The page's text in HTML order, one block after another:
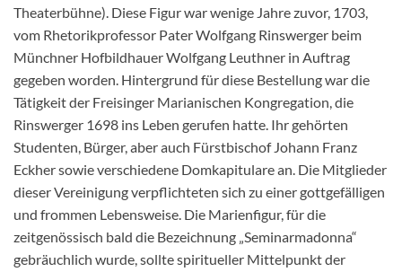
Theaterbühne). Diese Figur war wenige Jahre zuvor, 1703,
vom Rhetorikprofessor Pater Wolfgang Rinswerger beim
Münchner Hofbildhauer Wolfgang Leuthner in Auftrag
gegeben worden. Hintergrund für diese Bestellung war die
Tätigkeit der Freisinger Marianischen Kongregation, die
Rinswerger 1698 ins Leben gerufen hatte. Ihr gehörten
Studenten, Bürger, aber auch Fürstbischof Johann Franz
Eckher sowie verschiedene Domkapitulare an. Die Mitglieder
dieser Vereinigung verpflichteten sich zu einer gottgefälligen
und frommen Lebensweise. Die Marienfigur, für die
zeitgenössisch bald die Bezeichnung „Seminarmadonna“
gebräuchlich wurde, sollte spiritueller Mittelpunkt der